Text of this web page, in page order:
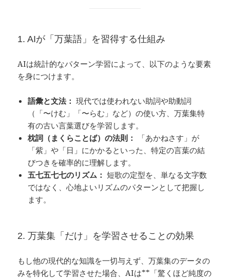
1. AIが「万葉語」を習得する仕組み
AIは統計的なパターン学習によって、以下のような要素
を身につけます。
語彙と文法： 現代では使われない助詞や助動詞
（「〜けむ」「〜らむ」など）の使い方、万葉集特
有の古い言葉選びを学習します。
枕詞（まくらことば）の法則：
「あかねさす」が
「紫」や「日」にかかるといった、特定の言葉の結
びつきを確率的に理解します。
五七五七七のリズム： 短歌の定型を、単なる文字数
ではなく、心地よいリズムのパターンとして把握し
ます。
2. 万葉集「だけ」を学習させることの効果
もし他の現代的な知識を一切与えず、万葉集のデータの
みを特化して学習させた場合、AIは**「驚くほど純度の